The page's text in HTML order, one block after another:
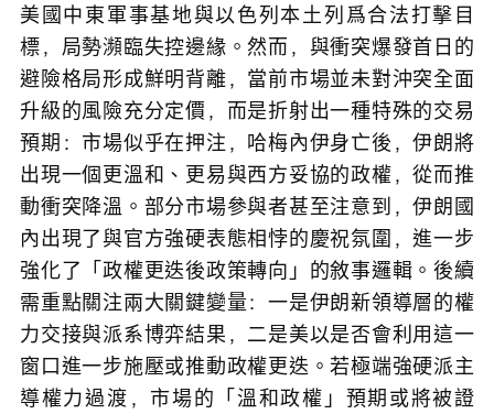
美國中東軍事基地與以色列本土列爲合法打擊目
標，局勢瀕臨失控邊緣。然而，與衝突爆發首日的
避險格局形成鮮明背離，當前市場並未對沖突全面
升級的風險充分定價，而是折射出一種特殊的交易
預期：市場似乎在押注，哈梅內伊身亡後，伊朗將
出現一個更溫和、更易與西方妥協的政權，從而推
動衝突降溫。部分市場參與者甚至注意到，伊朗國
內出現了與官方強硬表態相悖的慶祝氛圍，進一步
強化了「政權更迭後政策轉向」的敘事邏輯。後續
需重點關注兩大關鍵變量：一是伊朗新領導層的權
力交接與派系博弈結果，二是美以是否會利用這一
窗口進一步施壓或推動政權更迭。若極端強硬派主
導權力過渡，市場的「溫和政權」預期或將被證